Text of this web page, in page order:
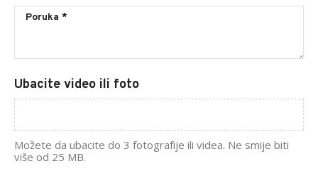
Ubacite video ili foto
Možete da ubacite do 3 fotografije ili videa. Ne smije biti
više od 25 MB.